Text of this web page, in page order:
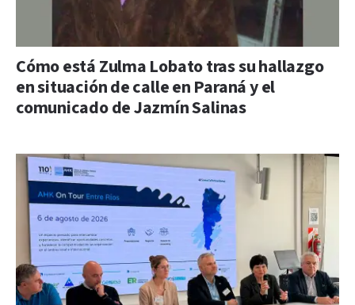
Cómo está Zulma Lobato tras su hallazgo
en situación de calle en Paraná y el
comunicado de Jazmín Salinas